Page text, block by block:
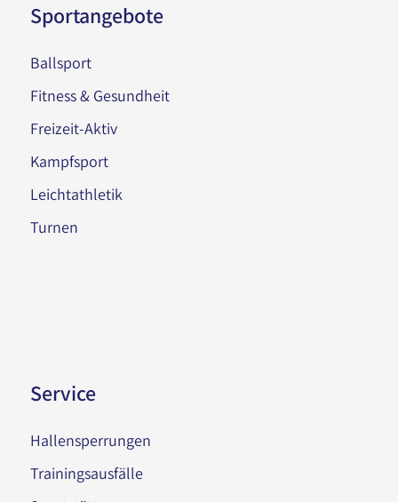
Sportangebote
Ballsport
Fitness & Gesundheit
Freizeit-Aktiv
Kampfsport
Leichtathletik
Turnen
Service
Hallensperrungen
Trainingsausfälle